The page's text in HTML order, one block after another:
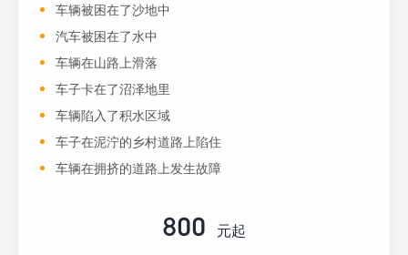
车辆被困在了沙地中
汽车被困在了水中
车辆在山路上滑落
车子卡在了沼泽地里
车辆陷入了积水区域
车子在泥泞的乡村道路上陷住
车辆在拥挤的道路上发生故障
800 元起